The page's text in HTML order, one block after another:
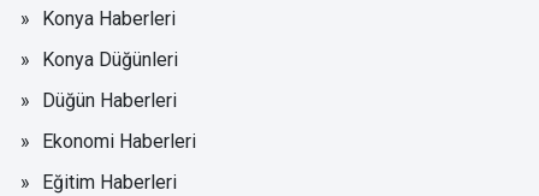
Konya Haberleri
Konya Düğünleri
Düğün Haberleri
Ekonomi Haberleri
Eğitim Haberleri